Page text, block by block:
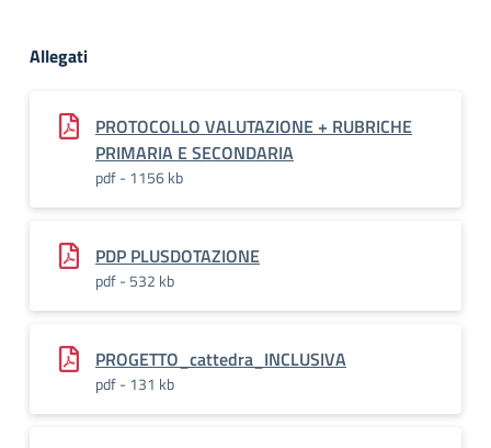
Allegati
PROTOCOLLO VALUTAZIONE + RUBRICHE
PRIMARIA E SECONDARIA
pdf - 1156 kb
PDP PLUSDOTAZIONE
pdf - 532 kb
PROGETTO_cattedra_INCLUSIVA
pdf - 131 kb